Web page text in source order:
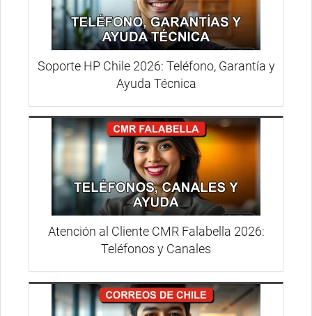
Soporte HP Chile 2026: Teléfono, Garantía y
Ayuda Técnica
Atención al Cliente CMR Falabella 2026:
Teléfonos y Canales